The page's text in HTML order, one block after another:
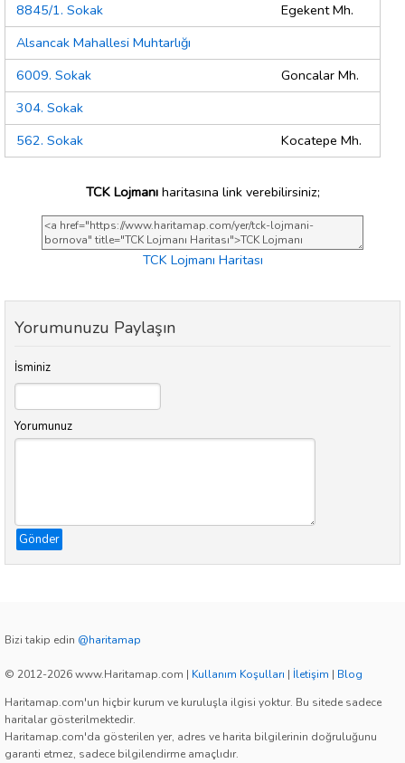
8845/1. Sokak
Egekent Mh.
Alsancak Mahallesi Muhtarlığı
6009. Sokak
Goncalar Mh.
304. Sokak
562. Sokak
Kocatepe Mh.
TCK Lojmanıharitasına link verebilirsiniz;
TCK Lojmanı Haritası
Yorumunuzu Paylaşın
İsminiz
Yorumunuz
Gönder
Bizi takip edin @haritamap
© 2012-2026 www.Haritamap.com | Kullanım Koşulları | İletişim | Blog
Haritamap.com'un hiçbir kurum ve kuruluşla ilgisi yoktur. Bu sitede sadece
haritalar gösterilmektedir.
Haritamap.com'da gösterilen yer, adres ve harita bilgilerinin doğruluğunu
garanti etmez, sadece bilgilendirme amaçlıdır.